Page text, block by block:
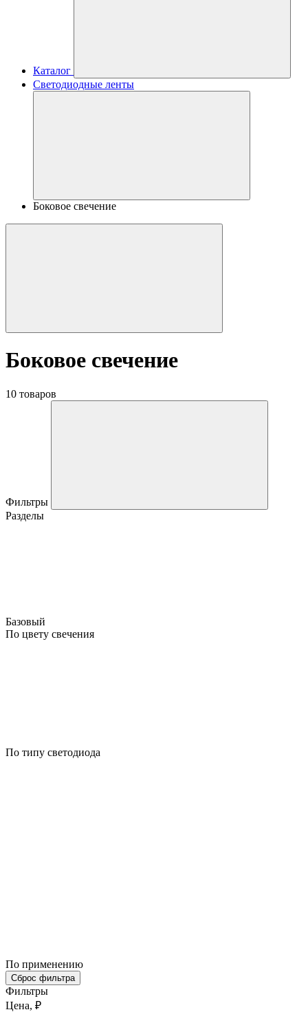
Каталог
Светодиодные ленты
Боковое свечение
Боковое свечение
10 товаров
Фильтры
Разделы
Базовый
По цвету свечения
По типу светодиода
По применению
Сброс фильтра
Фильтры
Цена, ₽